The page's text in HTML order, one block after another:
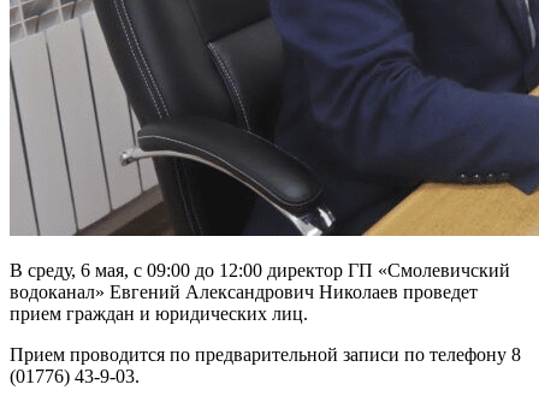
В среду, 6 мая, с 09:00 до 12:00 директор ГП «Смолевичский
водоканал» Евгений Александрович Николаев проведет
прием граждан и юридических лиц.
Прием проводится по предварительной записи по телефону 8
(01776) 43-9-03.